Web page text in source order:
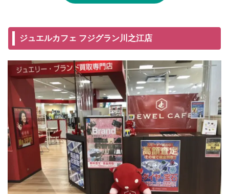
ジュエルカフェ フジグラン川之江店